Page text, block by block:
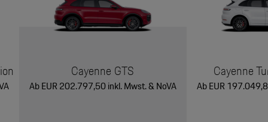
Cayenne GTS
Ab EUR 202.797,50 inkl. Mwst. & NoVA
Cayenne
Ab EUR